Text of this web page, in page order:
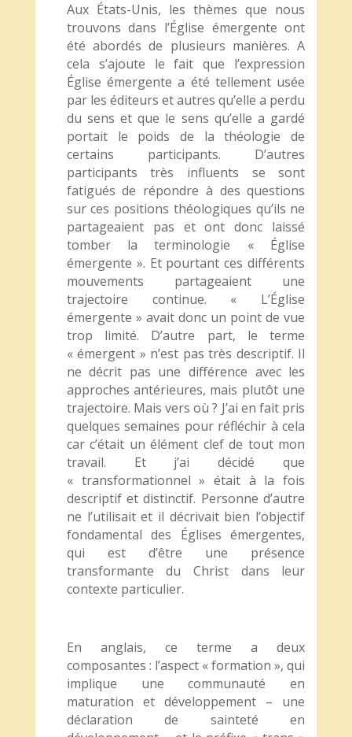
Aux États-Unis, les thèmes que nous
trouvons dans l’Église émergente ont
été abordés de plusieurs manières. A
cela s’ajoute le fait que l’expression
Église émergente a été tellement usée
par les éditeurs et autres qu’elle a perdu
du sens et que le sens qu’elle a gardé
portait le poids de la théologie de
certains participants. D’autres
participants très influents se sont
fatigués de répondre à des questions
sur ces positions théologiques qu’ils ne
partageaient pas et ont donc laissé
tomber la terminologie « Église
émergente ». Et pourtant ces différents
mouvements partageaient une
trajectoire continue. « L’Église
émergente » avait donc un point de vue
trop limité. D’autre part, le terme
« émergent » n’est pas très descriptif. Il
ne décrit pas une différence avec les
approches antérieures, mais plutôt une
trajectoire. Mais vers où ? J’ai en fait pris
quelques semaines pour réfléchir à cela
car c’était un élément clef de tout mon
travail. Et j’ai décidé que
« transformationnel » était à la fois
descriptif et distinctif. Personne d’autre
ne l’utilisait et il décrivait bien l’objectif
fondamental des Églises émergentes,
qui est d’être une présence
transformante du Christ dans leur
contexte particulier.
En anglais, ce terme a deux
composantes : l’aspect « formation », qui
implique une communauté en
maturation et développement – une
déclaration de sainteté en